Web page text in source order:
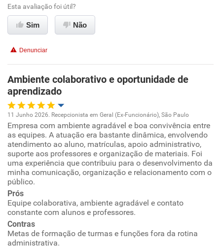
Ambiente de trabalho
Benefícios
Recomenda esta empresa
Recomenda a diretoria
Esta avaliação foi útil?
Sim Não
Denunciar
Ambiente colaborativo e oportunidade de
aprendizado
Oportunidade de promoção
Ambiente de trabalho
Conciliação com a vida familiar
Benefícios
Recomenda esta empresa
Recomenda a diretoria
11 Junho 2026. Recepcionista em Geral (Ex-Funcionário), São Paulo
Empresa com ambiente agradável e boa convivência entre
as equipes. A atuação era bastante dinâmica, envolvendo
atendimento ao aluno, matrículas, apoio administrativo,
suporte aos professores e organização de materiais. Foi
uma experiência que contribuiu para o desenvolvimento da
minha comunicação, organização e relacionamento com o
público.
Prós
Equipe colaborativa, ambiente agradável e contato
constante com alunos e professores.
Contras
Metas de formação de turmas e funções fora da rotina
administrativa.